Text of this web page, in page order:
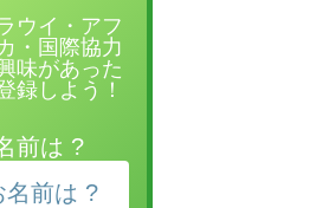
ウイ・アフ
・国際協力
味があった
録しよう！
前は ?